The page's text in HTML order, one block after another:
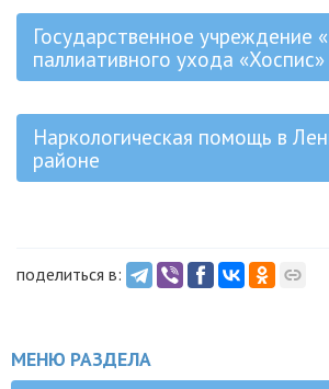
Государственное учреждение
паллиативного ухода «Хоспис»
Наркологическая помощь в
районе
поделиться в:
МЕНЮ РАЗДЕЛА